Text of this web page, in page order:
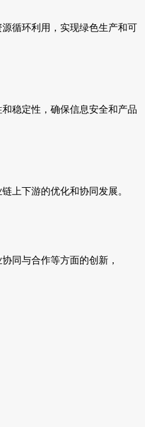
循环利用，实现绿色生产和可
稳定性，确保信息安全和产品
上下游的优化和协同发展。
同与合作等方面的创新，